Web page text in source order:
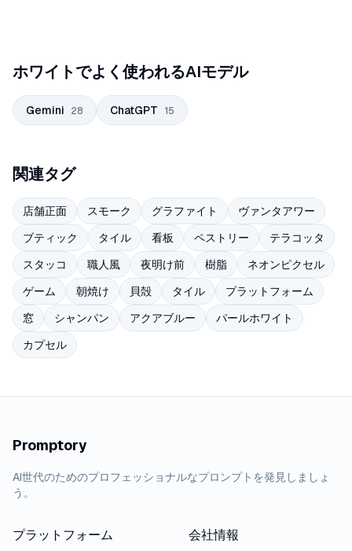
ホワイトでよく使われるAIモデル
Gemini 28 ChatGPT 15
関連タグ
店舗正面 スモーク グラファイト
ヴァンタアワー
ブティック
タイル 看板 ペストリー
テラコッタ
スタッコ
職人風 夜明け前 樹脂
ネオンピクセル
ゲーム
朝焼け 貝殻 タイル
プラットフォーム
窓
シャンパン アクアブルー
パールホワイト
カプセル
Promptory
AI世代のためのプロフェッショナルなプロンプトを発見しましょ
う。
プラットフォーム 会社情報